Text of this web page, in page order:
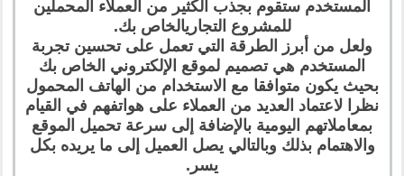
المستخدم ستقوم بجذب الكثير من العملاء المحملين
للمشروع التجاريالخاص بك.
ولعل من أبرز الطرقة التي تعمل على تحسين تجربة
المستخدم هي تصميم لموقع الإلكتروني الخاص بك
بحيث يكون متوافقا مع الاستخدام من الهاتف المحمول
نظرا لاعتماد العديد من العملاء على هواتفهم في القيام
بمعاملاتهم اليومية بالإضافة إلى سرعة تحميل الموقع
والاهتمام بذلك وبالتالي يصل العميل إلى ما يريده بكل
يسر.